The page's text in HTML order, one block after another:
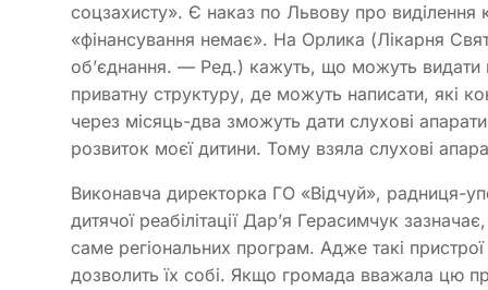
соцзахисту». Є наказ по Львову про виділення
«фінансування немає». На Орлика (Лікарня
об’єднання. — Ред.) кажуть, що можуть видати
приватну структуру, де можуть написати, які
через місяць-два зможуть дати слухові
розвиток моєї дитини. Тому взяла слухові
Виконавча директорка ГО «Відчуй», радниця-
дитячої реабілітації Дар’я Герасимчук
саме регіональних програм. Адже такі
дозволить їх собі. Якщо громада вважала цю